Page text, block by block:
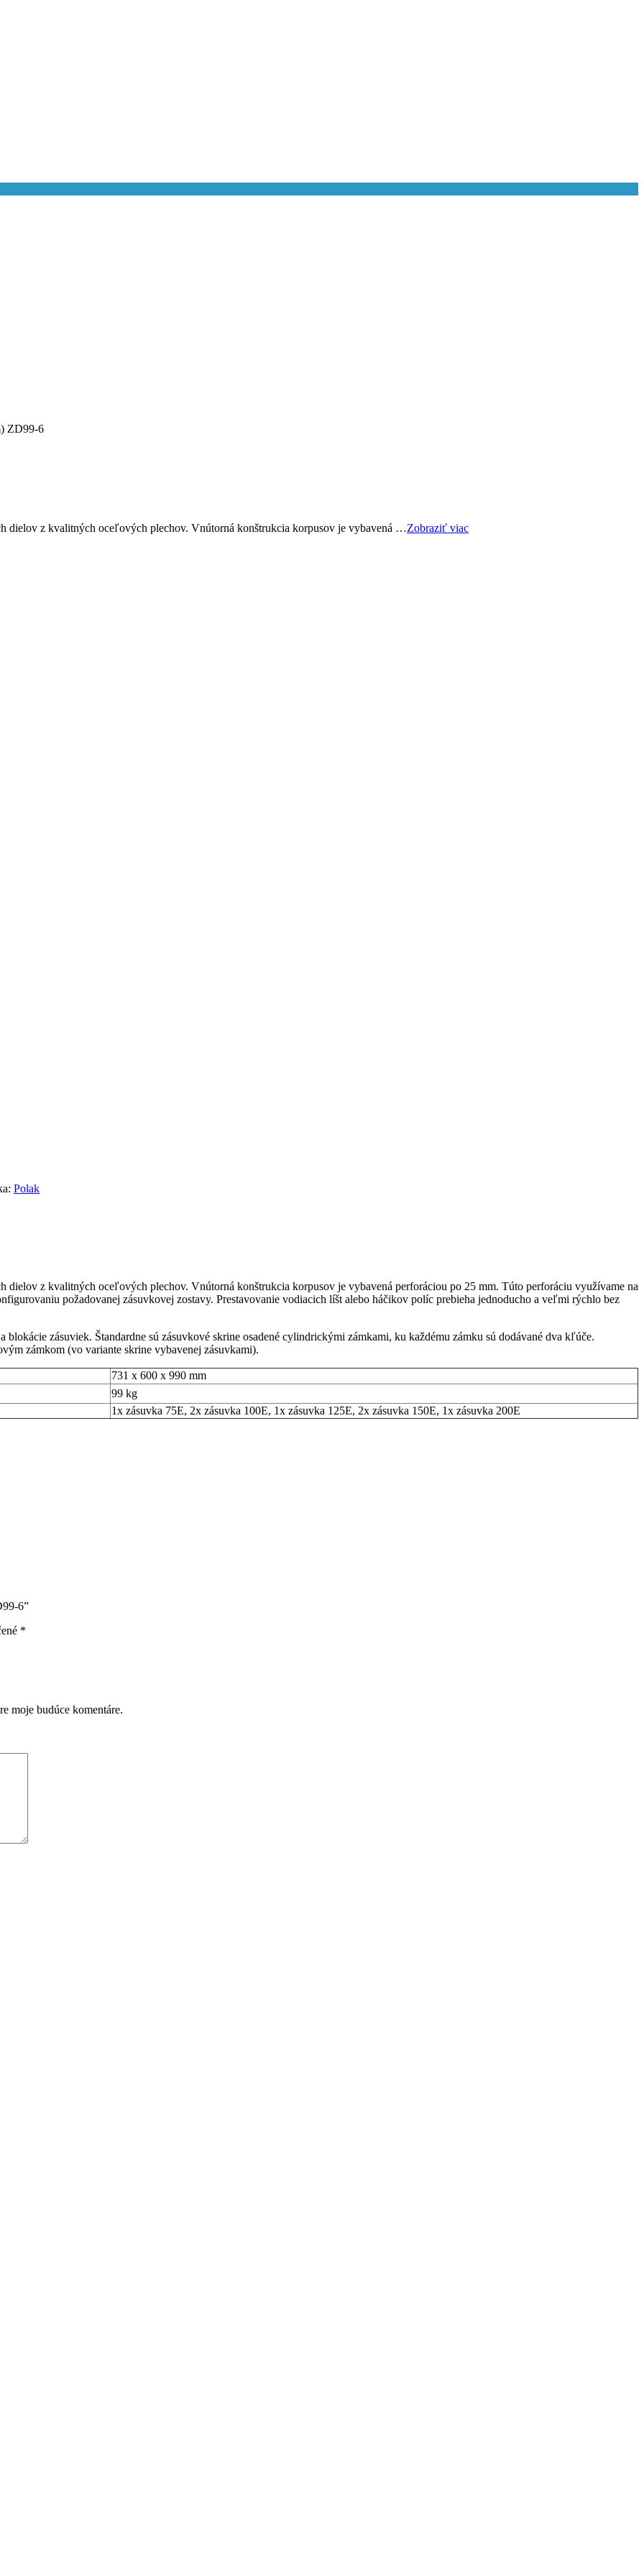
ZD99-6
dielov z kvalitných oceľových plechov. Vnútorná konštrukcia korpusov je vybavená …Zobraziť viac
Polak
z kvalitných oceľových plechov. Vnútorná konštrukcia korpusov je vybavená perforáciou po 25 mm. Túto perforáciu využívame na
požadovanej zásuvkovej zostavy. Prestavovanie vodiacich líšt alebo háčikov políc prebieha jednoducho a veľmi rýchlo bez
blokácie zásuviek. Štandardne sú zásuvkové skrine osadené cylindrickými zámkami, ku každému zámku sú dodávané dva kľúče.
zámkom (vo variante skrine vybavenej zásuvkami).
731 x 600 x 990 mm
99 kg
1x zásuvka 75E, 2x zásuvka 100E, 1x zásuvka 125E, 2x zásuvka 150E, 1x zásuvka 200E
6”
*
moje budúce komentáre.